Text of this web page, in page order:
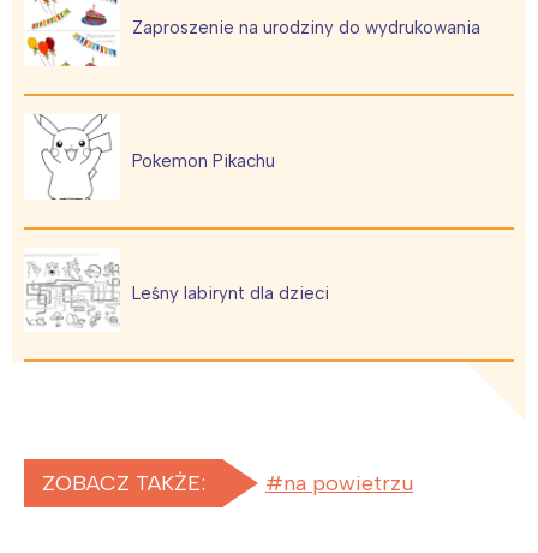
Zaproszenie na urodziny do wydrukowania
Pokemon Pikachu
Leśny labirynt dla dzieci
ZOBACZ TAKŻE: na powietrzu